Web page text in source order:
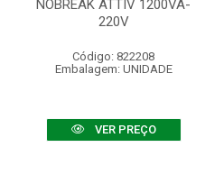
NOBREAK ATTIV 1200VA-
220V
Código: 822208
Embalagem: UNIDADE
VER PREÇO